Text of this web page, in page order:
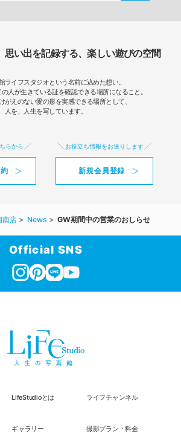
思い出を記録する、楽しい遊びの空間
ライフスタジオという名前に込めた想い。
人が生きている証を確認できる場所になること。
がえのない愛の形を実感できる場所として、
人を、人生を写しています。
らから お役立ち情報をお送りします
新規会員登録
南店 News GW期間中の営業のおしらせ
Official SNS
LifeStudioとは ライフチャンネル
ギャラリー 撮影プラン・料金